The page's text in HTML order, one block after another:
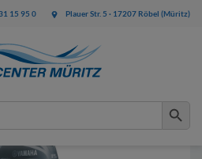
15 95 0 Plauer Str. 5 · 17207 Röbel (Müritz)
Search Button
Felder aus.
wir zur Bearbeitung Ihrer